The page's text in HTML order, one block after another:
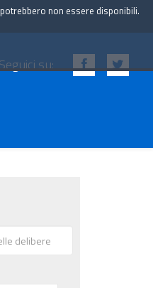
su:
non essere disponibili.